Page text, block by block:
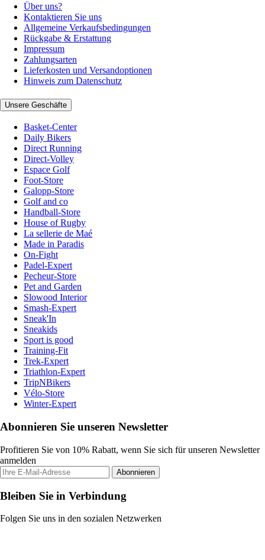
Über uns?
Kontaktieren Sie uns
Allgemeine Verkaufsbedingungen
Rückgabe & Erstattung
Impressum
Zahlungsarten
Lieferkosten und Versandoptionen
Hinweis zum Datenschutz
Unsere Geschäfte
Basket-Center
Daily Bikers
Direct Running
Direct-Volley
Espace Golf
Foot-Store
Galopp-Store
Golf and co
Handball-Store
House of Rugby
La sellerie de Maé
Made in Paradis
On-Fight
Padel-Expert
Pecheur-Store
Pet and Garden
Slowood Interior
Smash-Expert
Sneak'In
Sneakids
Sport is good
Training-Fit
Trek-Expert
Triathlon-Expert
TripNBikers
Vélo-Store
Winter-Expert
Abonnieren Sie unseren Newsletter
Profitieren Sie von 10% Rabatt, wenn Sie sich für unseren Newsletter
anmelden
Abonnieren
Bleiben Sie in Verbindung
Folgen Sie uns in den sozialen Netzwerken